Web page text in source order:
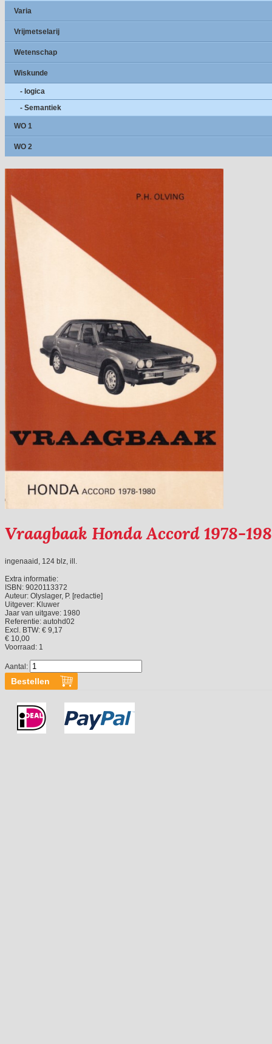
Varia
Vrijmetselarij
Wetenschap
Wiskunde
- logica
- Semantiek
WO 1
WO 2
Vraagbaak Honda Accord 1978-
ingenaaid, 124 blz, ill.
Extra informatie:
ISBN: 9020113372
Auteur: Olyslager, P. [redactie]
Uitgever: Kluwer
Jaar van uitgave: 1980
Referentie: autohd02
Excl. BTW: € 9,17
€ 10,00
Voorraad: 1
Aantal: